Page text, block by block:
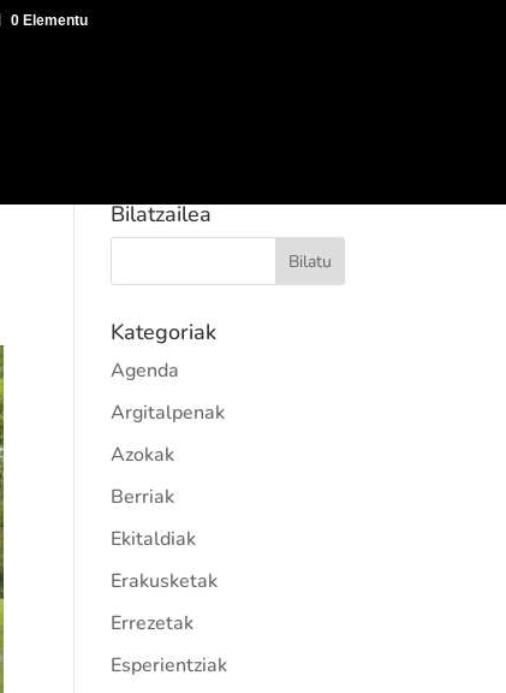
Bilatzailea
Kategoriak
Agenda
Argitalpenak
Azokak
Berriak
Ekitaldiak
Erakusketak
Errezetak
Esperientziak